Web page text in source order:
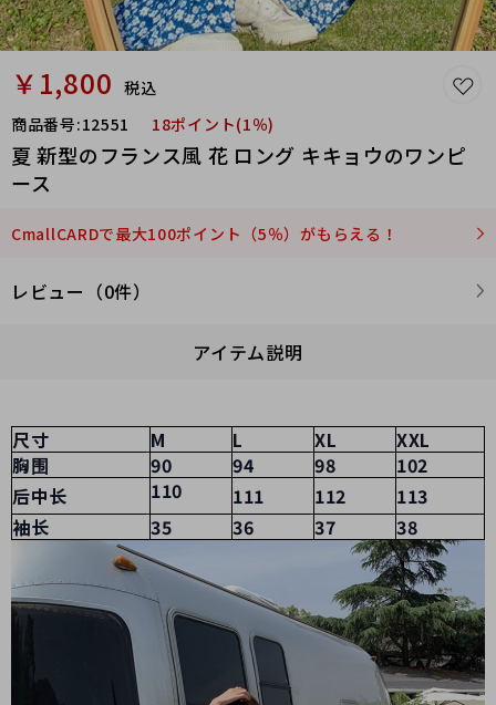
￥1,800 税込
商品番号:12551 18ポイント(1％)
夏 新型のフランス風 花 ロング キキョウのワンピ
ース
CmallCARDで最大100ポイント（5％）がもらえる！
レビュー（0件）
アイテム説明
尺寸 M L XL
XXL
胸围
90 94 98
102
后中长
110 111 112
113
袖长
35 36 37 38